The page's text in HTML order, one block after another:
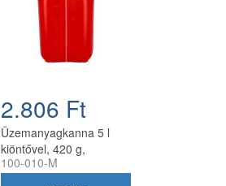
2.806 Ft
Üzemanyagkanna 5 l
kiöntővel, 420 g,
utángyártott
100-010-M